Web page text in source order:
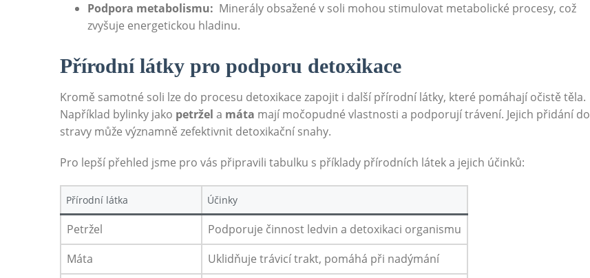
Podpora metabolismu: ​ Minerály obsažené v ​soli mohou ⁤stimulovat metabolické procesy, což
zvyšuje energetickou hladinu.
Přírodní látky‌ pro podporu detoxikace
Kromě samotné soli lze do procesu detoxikace zapojit i další přírodní látky,‌ které ⁢pomáhají ‌očistě těla.
Například bylinky jako petržel a máta ​mají močopudné ​vlastnosti⁢ a podporují trávení. Jejich přidání ​do
stravy může⁤ významně zefektivnit detoxikační ‍snahy.⁤
Pro lepší přehled jsme⁣ pro vás připravili tabulku s příklady⁤ přírodních látek⁣ a ‍jejich účinků:
Přírodní látka Účinky
Petržel
Podporuje činnost ledvin a‌ detoxikaci⁢ organismu
Máta
Uklidňuje trávicí trakt, pomáhá při nadýmání